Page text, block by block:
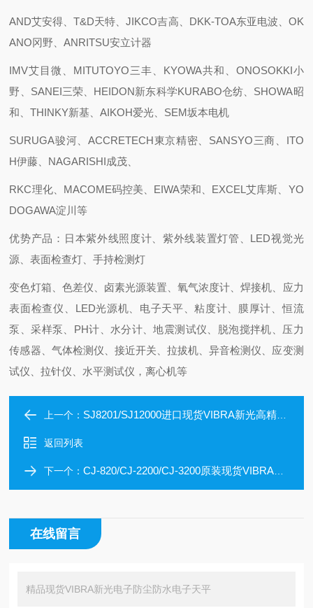
AND艾安得、T&D天特、JIKCO吉高、DKK-TOA东亚电波、OK
ANO冈野、ANRITSU安立计器
IMV艾目微、MITUTOYO三丰、KYOWA共和、ONOSOKKI小
野、SANEI三荣、HEIDON新东科学KURABO仓纺、SHOWA昭
和、THINKY新基、AIKOH爱光、SEM坂本电机
SURUGA骏河、ACCRETECH東京精密、SANSYO三商、ITO
H伊藤、NAGARISHI成茂、
RKC理化、MACOME码控美、EIWA荣和、EXCEL艾库斯、YO
DOGAWA淀川等
优势产品：日本紫外线照度计、紫外线装置灯管、LED视觉光
源、表面检查灯、手持检测灯
变色灯箱、色差仪、卤素光源装置、氧气浓度计、焊接机、应力
表面检查仪、LED光源机、电子天平、粘度计、膜厚计、恒流
泵、采样泵、PH计、水分计、地震测试仪、脱泡搅拌机、压力
传感器、气体检测仪、接近开关、拉拔机、异音检测仪、应变测
试仪、拉针仪、水平测试仪，离心机等
上一个： SJ8201/SJ12000进口现货VIBRA新光高精度电子天平
返回列表
下一个：CJ-820/CJ-2200/CJ-3200原装现货VIBRA新光电子防尘防水电子天平
在线留言